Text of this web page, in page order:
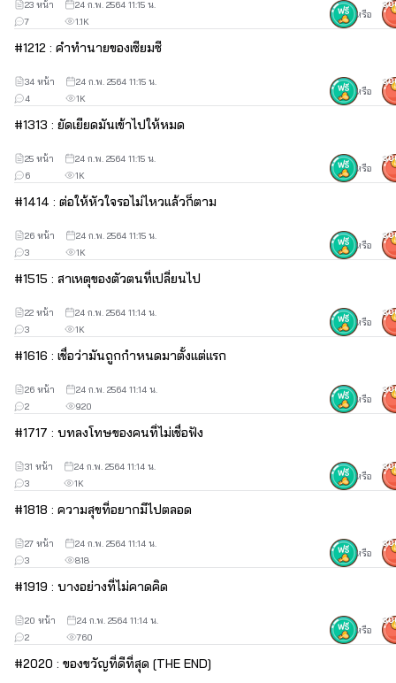
1.1K
7
23 หน้า
24 ก.พ. 2564 11:15 น.
หรือ
#1212 : คำทำนายของเซียมซี
1K
4
34 หน้า
24 ก.พ. 2564 11:15 น.
หรือ
#1313 : ยัดเยียดมันเข้าไปให้หมด
1K
6
25 หน้า
24 ก.พ. 2564 11:15 น.
หรือ
#1414 : ต่อให้หัวใจรอไม่ไหวแล้วก็ตาม
1K
3
26 หน้า
24 ก.พ. 2564 11:15 น.
หรือ
#1515 : สาเหตุของตัวตนที่เปลี่ยนไป
1K
3
22 หน้า
24 ก.พ. 2564 11:14 น.
หรือ
#1616 : เชื่อว่ามันถูกกำหนดมาตั้งแต่แรก
920
2
26 หน้า
24 ก.พ. 2564 11:14 น.
หรือ
#1717 : บทลงโทษของคนที่ไม่เชื่อฟัง
1K
3
31 หน้า
24 ก.พ. 2564 11:14 น.
หรือ
#1818 : ความสุขที่อยากมีไปตลอด
818
3
27 หน้า
24 ก.พ. 2564 11:14 น.
หรือ
#1919 : บางอย่างที่ไม่คาดคิด
760
2
20 หน้า
24 ก.พ. 2564 11:14 น.
หรือ
#2020 : ของขวัญที่ดีที่สุด [THE END]